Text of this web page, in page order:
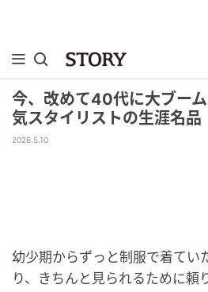
今、改めて40代に大ブー
気スタイリストの生涯名品
2026.5.10
幼少期からずっと制服で着てい
り、きちんと見られるために頼